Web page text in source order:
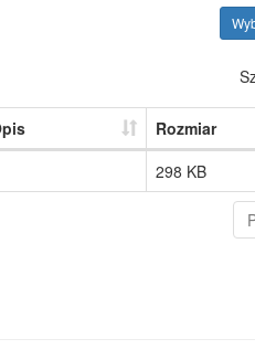
Rozmiar
298 KB